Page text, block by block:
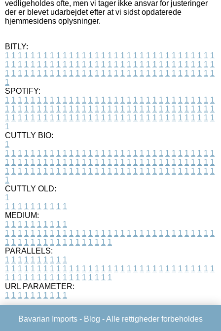
vedligeholdes ofte, men vi tager ikke ansvar for justeringer
der er blevet udarbejdet efter at vi sidst opdaterede
hjemmesidens oplysninger.
BITLY:
1 1 1 1 1 1 1 1 1 1 1 1 1 1 1 1 1 1 1 1 1 1 1 1 1 1 1 1 1 1 1 1 1
1 1 1 1 1 1 1 1 1 1 1 1 1 1 1 1 1 1 1 1 1 1 1 1 1 1 1 1 1 1 1 1 1
1 1 1 1 1 1 1 1 1 1 1 1 1 1 1 1 1 1 1 1 1 1 1 1 1 1 1 1 1 1 1 1 1
1
SPOTIFY:
1 1 1 1 1 1 1 1 1 1 1 1 1 1 1 1 1 1 1 1 1 1 1 1 1 1 1 1 1 1 1 1 1
1 1 1 1 1 1 1 1 1 1 1 1 1 1 1 1 1 1 1 1 1 1 1 1 1 1 1 1 1 1 1 1 1
1 1 1 1 1 1 1 1 1 1 1 1 1 1 1 1 1 1 1 1 1 1 1 1 1 1 1 1 1 1 1 1 1
1
CUTTLY BIO:
1
1 1 1 1 1 1 1 1 1 1 1 1 1 1 1 1 1 1 1 1 1 1 1 1 1 1 1 1 1 1 1 1 1
1 1 1 1 1 1 1 1 1 1 1 1 1 1 1 1 1 1 1 1 1 1 1 1 1 1 1 1 1 1 1 1 1
1 1 1 1 1 1 1 1 1 1 1 1 1 1 1 1 1 1 1 1 1 1 1 1 1 1 1 1 1 1 1 1 1
1
CUTTLY OLD:
1
1 1 1 1 1 1 1 1 1 1
MEDIUM:
1 1 1 1 1 1 1 1 1 1
1 1 1 1 1 1 1 1 1 1 1 1 1 1 1 1 1 1 1 1 1 1 1 1 1 1 1 1 1 1 1 1 1
1 1 1 1 1 1 1 1 1 1 1 1 1 1 1 1 1
PARALLELS:
1 1 1 1 1 1 1 1 1 1
1 1 1 1 1 1 1 1 1 1 1 1 1 1 1 1 1 1 1 1 1 1 1 1 1 1 1 1 1 1 1 1 1
1 1 1 1 1 1 1 1 1 1 1 1 1 1 1 1 1
URL PARAMETER:
1 1 1 1 1 1 1 1 1 1
Bavarian Imports - Blog - Alle rettigheder forbeholdes